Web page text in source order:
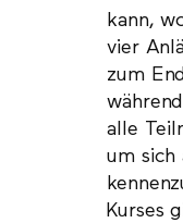
kann,
vier
zum
alle
um sich
Kurses